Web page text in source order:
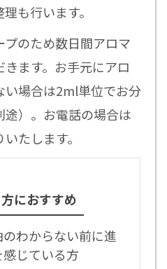
も行います。
のため数日間アロマ
ます。お手元にアロ
い場合は2ml単位でお分
）。お電話の場合は
たします。
におすすめ
わからない前に進
じている方